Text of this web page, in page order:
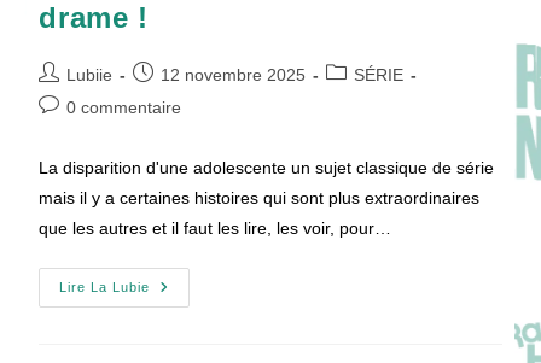
drame !
Auteur/autrice
de
Lubiie
Publication
publiée :
12 novembre 2025
PostSÉRIE
Commentaires
publication :
0 commentaire
La disparition d'une adolescente un sujet classique de série
mais il y a certaines histoires qui sont plus extraordinaires
que les autres et il faut les lire, les voir, pour…
Lire La Lubie
DÉSENCHANTÉES
: